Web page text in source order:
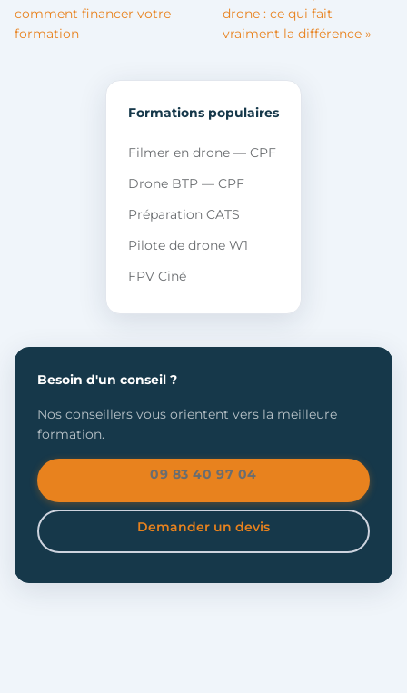
comment financer votre
formation
drone : ce qui fait
vraiment la différence »
Formations populaires
Filmer en drone — CPF
Drone BTP — CPF
Préparation CATS
Pilote de drone W1
FPV Ciné
Besoin d'un conseil ?
Nos conseillers vous orientent vers la meilleure
formation.
09 83 40 97 04
Demander un devis